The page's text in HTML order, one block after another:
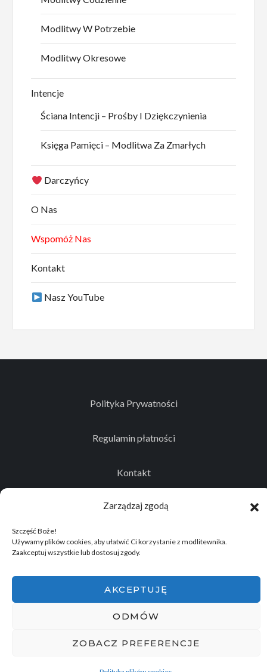
Zarządzaj zgodą
Szczęść Boże!
Używamy plików cookies, aby ułatwić Ci korzystanie z modlitewnika.
Zaakceptuj wszystkie lub dostosuj zgody.
AKCEPTUJĘ
ODMÓW
ZOBACZ PREFERENCJE
Modlitwy W Potrzebie
Modlitwy Okresowe
Intencje
Ściana Intencji – Prośby I Dziękczynienia
Księga Pamięci – Modlitwa Za Zmarłych
Darczyńcy
O Nas
Wspomóż Nas
Kontakt
Nasz YouTube
Polityka Prywatności
Regulamin płatności
Kontakt
© 2026Projekt realizowany przez Stowarzyszenie
Historyczno - Eksploracyjne "Memento Mori"